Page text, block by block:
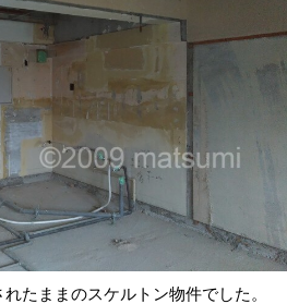
たままのスケルトン物件でした。